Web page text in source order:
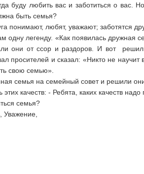
буду любить вас и заботиться о вас.
быть семья?
понимают, любят, уважают; заботятся
одну легенду. «Как появилась
они от ссор и раздоров. И вот
просителей и сказал: «Никто не
свою семью».
семья на семейный совет и решили
этих качеств: - Ребята, каких качеств
семья?
Уважение,